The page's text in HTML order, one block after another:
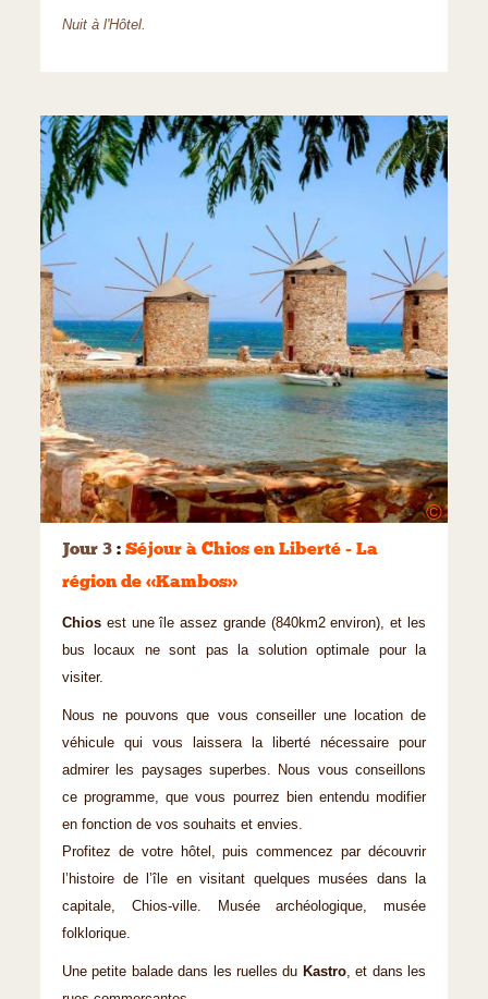
Nuit à l'Hôtel.
©
Jour 3 : Séjour à Chios en Liberté - La
région de « Kambos »
Chios est une île assez grande (840km2 environ), et les
bus locaux ne sont pas la solution optimale pour la
visiter.
Nous ne pouvons que vous conseiller une location de
véhicule qui vous laissera la liberté nécessaire pour
admirer les paysages superbes. Nous vous conseillons
ce programme, que vous pourrez bien entendu modifier
en fonction de vos souhaits et envies.
Profitez de votre hôtel, puis commencez par découvrir
l’histoire de l’île en visitant quelques musées dans la
capitale, Chios-ville. Musée archéologique, musée
folklorique.
Une petite balade dans les ruelles du Kastro, et dans les